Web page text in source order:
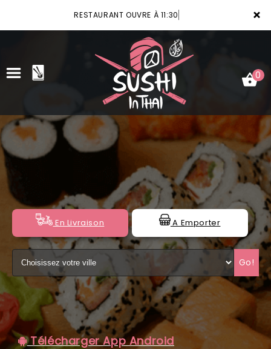
×
RESTAURANT OUVRE À 11:30
ACCUEIL
VOTRE COMPTE
NOTRE RESTAURANT
VOS AVIS
MENTIONS LÉGALES
C.G.V
0
En Livraison A Emporter
Go!
Télécharger App Android